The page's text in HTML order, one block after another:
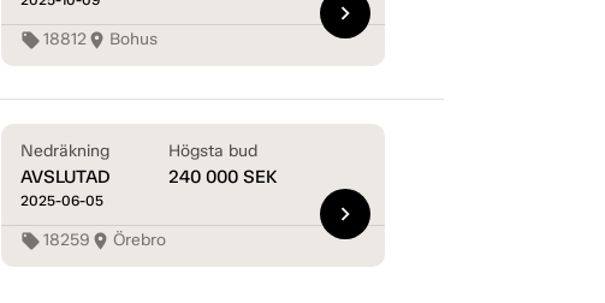
local_offer18812room Bohus
chevron_right
Nedräkning
AVSLUTAD
2025-06-05
Högsta bud
240 000 SEK
local_offer18259 room Örebro
chevron_right